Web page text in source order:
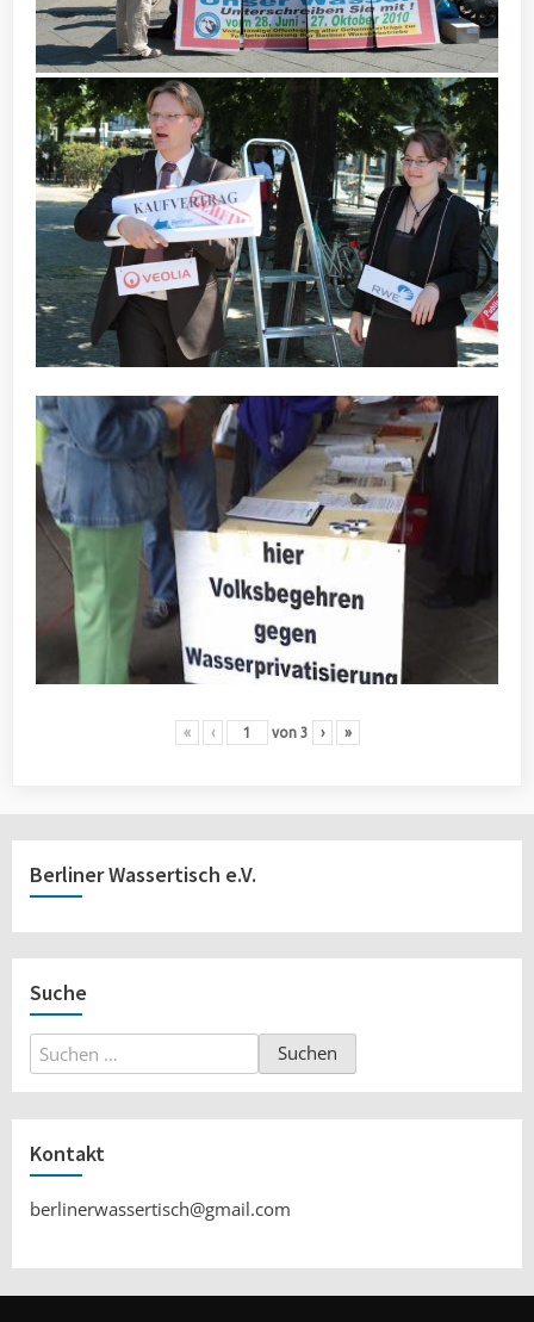
« ‹ von 3 › »
Berliner Wassertisch e.V.
Suche
Suchen
nach:
Kontakt
berlinerwassertisch@gmail.com